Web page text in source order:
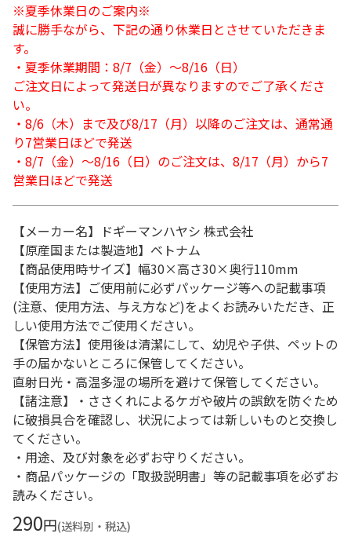
※夏季休業日のご案内※
誠に勝手ながら、下記の通り休業日とさせていただきま
す。
・夏季休業期間：8/7（金）～8/16（日）
ご注文日によって発送日が異なりますのでご了承くださ
い。
・8/6（木）まで及び8/17（月）以降のご注文は、通常通
り7営業日ほどで発送
・8/7（金）～8/16（日）のご注文は、8/17（月）から7
営業日ほどで発送
【メーカー名】ドギーマンハヤシ 株式会社
【原産国または製造地】ベトナム
【商品使用時サイズ】幅30×高さ30×奥行110mm
【使用方法】ご使用前に必ずパッケージ等への記載事項
(注意、使用方法、与え方など)をよくお読みいただき、正
しい使用方法でご使用ください。
【保管方法】使用後は清潔にして、幼児や子供、ペットの
手の届かないところに保管してください。
直射日光・高温多湿の場所を避けて保管してください。
【諸注意】・ささくれによるケガや破片の誤飲を防ぐため
に破損具合を確認し、状況によっては新しいものと交換し
てください。
・用途、及び対象を必ずお守りください。
・商品パッケージの「取扱説明書」等の記載事項を必ずお
読みください。
290円(送料別・税込)